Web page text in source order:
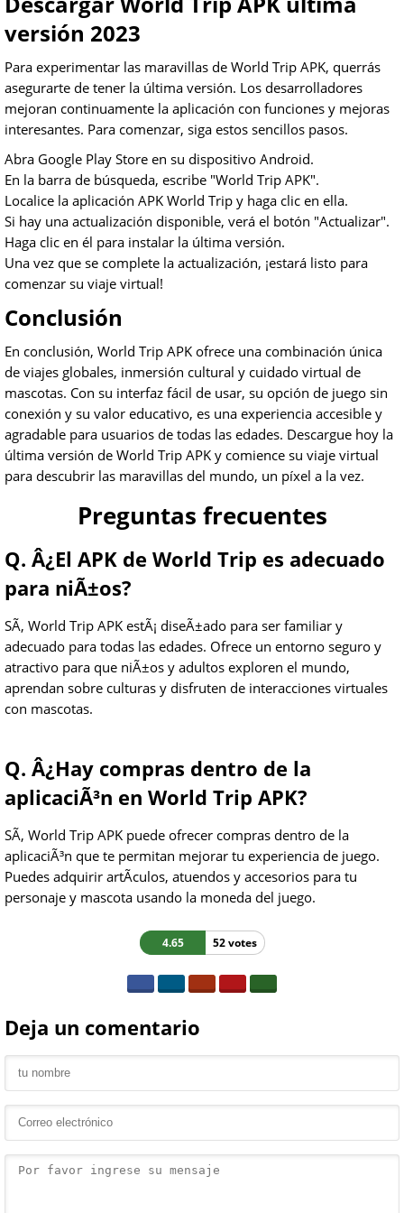
versión 2023
Para experimentar las maravillas de World Trip APK, querrás
asegurarte de tener la última versión. Los desarrolladores
mejoran continuamente la aplicación con funciones y mejoras
interesantes. Para comenzar, siga estos sencillos pasos.
Abra Google Play Store en su dispositivo Android.
En la barra de búsqueda, escribe "World Trip APK".
Localice la aplicación APK World Trip y haga clic en ella.
Si hay una actualización disponible, verá el botón "Actualizar".
Haga clic en él para instalar la última versión.
Una vez que se complete la actualización, ¡estará listo para
comenzar su viaje virtual!
Conclusión
En conclusión, World Trip APK ofrece una combinación única
de viajes globales, inmersión cultural y cuidado virtual de
mascotas. Con su interfaz fácil de usar, su opción de juego sin
conexión y su valor educativo, es una experiencia accesible y
agradable para usuarios de todas las edades. Descargue hoy la
última versión de World Trip APK y comience su viaje virtual
para descubrir las maravillas del mundo, un píxel a la vez.
Preguntas frecuentes
Q. Â¿El APK de World Trip es adecuado
para niÃ±os?
SÃ­, World Trip APK estÃ¡ diseÃ±ado para ser familiar y
adecuado para todas las edades. Ofrece un entorno seguro y
atractivo para que niÃ±os y adultos exploren el mundo,
aprendan sobre culturas y disfruten de interacciones virtuales
con mascotas.
Q. Â¿Hay compras dentro de la
aplicaciÃ³n en World Trip APK?
SÃ­, World Trip APK puede ofrecer compras dentro de la
aplicaciÃ³n que te permitan mejorar tu experiencia de juego.
Puedes adquirir artÃ­culos, atuendos y accesorios para tu
personaje y mascota usando la moneda del juego.
4.65 52 votes
Deja un comentario